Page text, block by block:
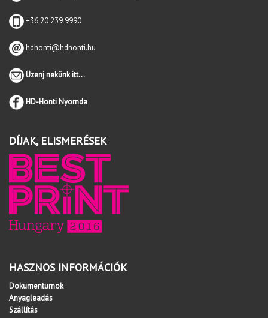
+36 20 239 9990
hdhonti@hdhonti.hu
Üzenj nekünk itt...
HD-Honti Nyomda
DÍJAK, ELISMERÉSEK
HASZNOS INFORMÁCIÓK
Dokumentumok
Anyagleadás
Szállítás